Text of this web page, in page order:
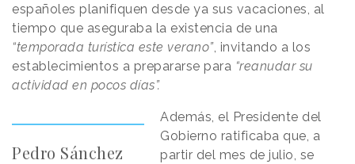
españoles planifiquen desde ya sus vacaciones, al
tiempo que aseguraba la existencia de una
“temporada turística este verano”, invitando a los
establecimientos a prepararse para “reanudar su
actividad en pocos días”.
Pedro Sánchez
Además, el Presidente del
Gobierno ratificaba que, a
partir del mes de julio, se